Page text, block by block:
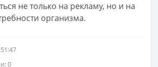
не только на рекламу, но и на
организма.
0